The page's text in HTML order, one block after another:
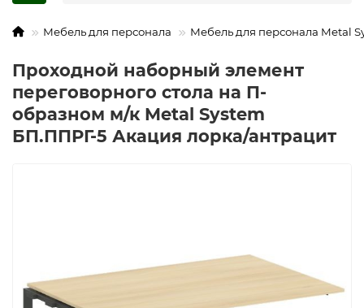
Мебель для персонала Мебель для персонала Metal
Проходной наборный элемент
переговорного стола на П-
образном м/к Metal System
БП.ППРГ-5 Акация лорка/антрацит